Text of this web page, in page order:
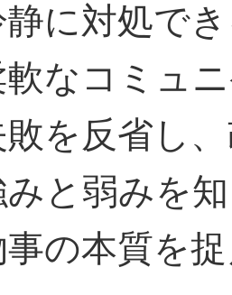
に対処で
なコミュ
を反省し
と弱みを
の本質を